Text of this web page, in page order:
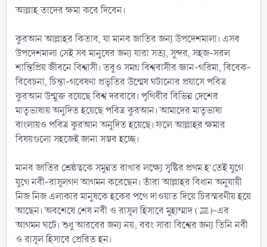
আল্লাহ তাদের ক্ষমা করে দিবেন।
কুরআন আল্লাহর কিতাব, যা মানব জাতির জন্য উপদেশমালা। এসব
উপদেশমালা সেই সব মানুষের জন্য যারা সত্য, সুন্দর, সহজ-সরল
শান্তিপ্রিয় জীবনে বিশ্বাসী। তবুও সমগ্র বিশ্ববাসীর জ্ঞান-গরিমা, বিবেক-
বিবেচনা, চিন্তা-গবেষণা প্রভৃতির উন্মেষ ঘটানোর প্রয়াসে পবিত্র
কুরআন উন্মুক্ত রয়েছে বিশ্ব দরবারে। পৃথিবীর বিভিন্ন দেশের
মাতৃভাষায় অনুদিত হয়েছে পবিত্র কুরআন। আমাদের মাতৃভাষা
বাংলায়ও পবিত্র কুরআন অনুদিত হয়েছে। ফলে আল্লাহর ক্ষমার
বিষয়গুলো সহজেই জানা সম্ভব হচ্ছে।
মানব জাতির শ্রেষ্ঠত্বকে সমুন্নত রাখার লক্ষ্যে সৃষ্টির প্রথম হ’তেই যুগে
যুগে নবী-রাসূলগণ আগমন করেছেন। তাঁরা আল্লাহর বিধান অনুযায়ী
নিজ নিজ এলাকার মানুষকে হকের পথে দাওয়াত দিয়ে চিরস্মরণীয় হয়ে
আছেন। অবশেষে শেষ নবী ও রাসূল হিসাবে মুহাম্মাদ (ﷺ)-এর
আগমন ঘটে। শুধু আরবের জন্য নয়; বরং সারা বিশ্বের জন্য তিনি নবী
ও রাসূল হিসাবে প্রেরিত হন।